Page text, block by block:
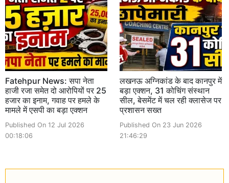
Fatehpur News: सपा नेता
हाजी रजा समेत दो आरोपियों पर 25
हजार का इनाम, गवाह पर हमले के
मामले में एसपी का बड़ा एक्शन
Published On 12 Jul 2026
00:18:06
लखनऊ अग्निकांड के बाद कानपुर में
बड़ा एक्शन, 31 कोचिंग संस्थान
सील, बेसमेंट में चल रही क्लासेज पर
प्रशासन सख्त
Published On 23 Jun 2026
21:46:29